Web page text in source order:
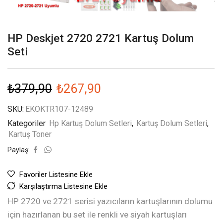
HP Deskjet 2720 2721 Kartuş Dolum
Seti
₺379,90 ₺267,90
SKU: EKOKTR107-12489
Kategoriler Hp Kartuş Dolum Setleri, Kartuş Dolum Setleri,
Kartuş Toner
Paylaş:
Favoriler Listesine Ekle
Karşılaştırma Listesine Ekle
HP 2720 ve 2721 serisi yazıcıların kartuşlarının dolumu
için hazırlanan bu set ile renkli ve siyah kartuşları